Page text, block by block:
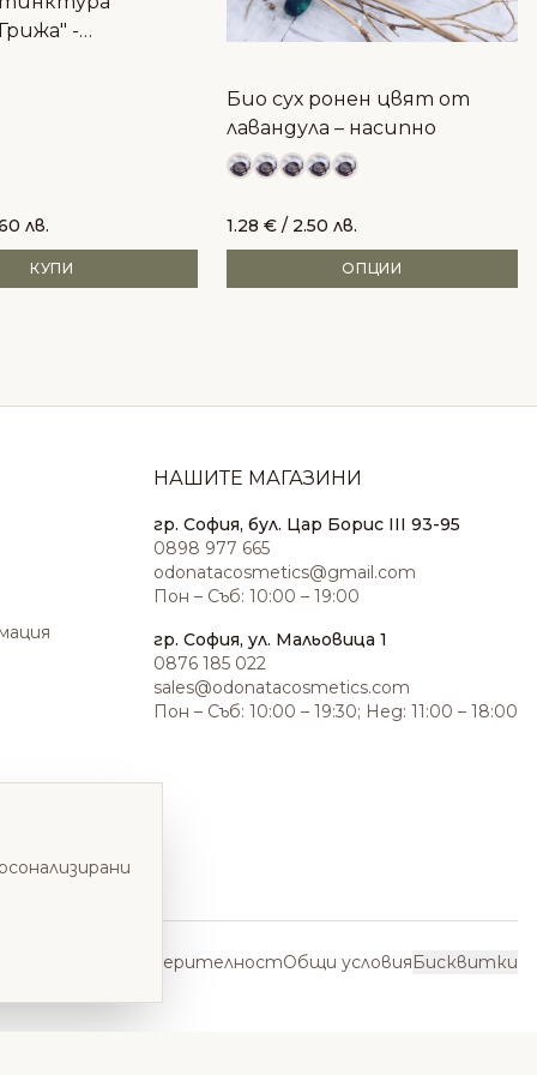
-
лв.
КУПИ
Био сух ронен цвят от
лавандула – насипно
1.28 €/ 2.50 лв.
ОПЦИИ
НАШИТЕ МАГАЗИНИ
гр. София, бул. Цар Борис III 93-95
0898 977 665
odonatacosmetics@gmail.com
Пон – Съб: 10:00 – 19:00
гр. София, ул. Мальовица 1
0876 185 022
sales@odonatacosmetics.com
Пон – Съб: 10:00 – 19:30; Нед: 11:00 – 18:00
Политика за поверителностОбщи условияБисквитки